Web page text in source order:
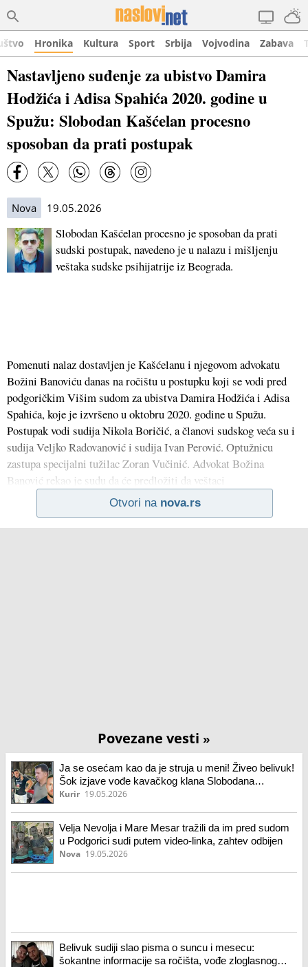
Hronika Kultura Sport Srbija Vojvodina Zabava
Nastavljeno suđenje za ubistvo Damira
Hodžića i Adisa Spahića 2020. godine u
Spužu: Slobodan Kašćelan procesno
sposoban da prati postupak
Nova 19.05.2026
Slobodan Kašćelan procesno je sposoban da prati
sudski postupak, navedeno je u nalazu i mišljenju
veštaka sudske psihijatrije iz Beograda.
Pomenuti nalaz dostavljen je Kašćelanu i njegovom advokatu
Božini Banoviću danas na ročištu u postupku koji se vodi pred
podgoričkim Višim sudom za ubistva Damira Hodžića i Adisa
Spahića, koje je izvršeno u oktobru 2020. godine u Spužu.
Postupak vodi sudija Nikola Boričić, a članovi sudskog veća su i
sudija Veljko Radovanović i sudija Ivan Perović. Optužnicu
zastupa specijalni tužilac Zoran Vučinić. Advokat Božina
Banović rekao je sudu da će predložiti da veštaci
Otvori na nova.rs
Povezane vesti »
Ja se osećam kao da je struja u meni! Živeo belivuk!
Šok izjave vođe kavačkog klana Slobodana
Kašćelana u sudnici, stručnjaci kažu da nije psihički
Kurir 19.05.2026
Velja Nevolja i Mare Mesar tražili da im pred sudom
u Podgorici sudi putem video-linka, zahtev odbijen
Nova 19.05.2026
Belivuk sudiji slao pisma o suncu i mesecu:
šokantne informacije sa ročišta, vođe zloglasnog